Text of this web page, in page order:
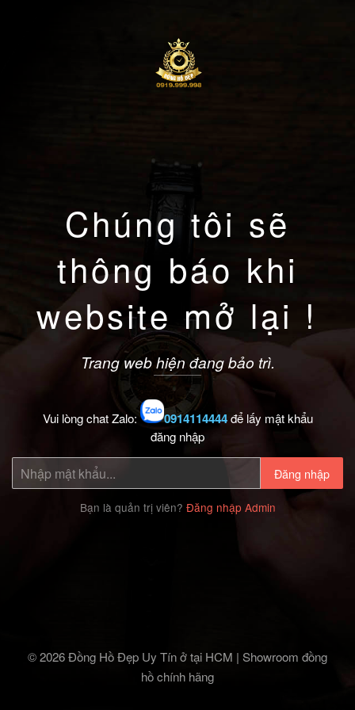
Chúng tôi sẽ
thông báo khi
website mở lại !
Trang web hiện đang bảo trì.
Vui lòng chat Zalo: 0914114444để lấy mật khẩu
đăng nhập
Đăng nhập
Bạn là quản trị viên? Đăng nhập Admin
© 2026 Đồng Hồ Đẹp Uy Tín ở tại HCM | Showroom đồng
hồ chính hãng‎